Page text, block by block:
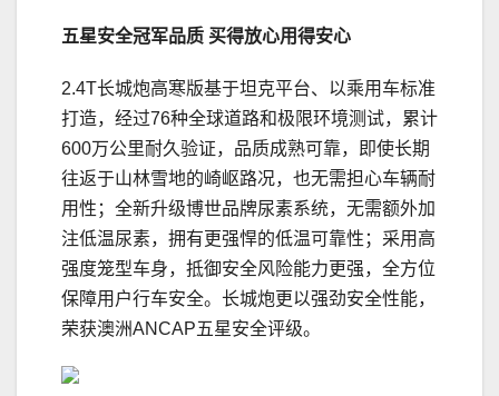
五星安全冠军品质 买得放心用得安心
2.4T长城炮高寒版基于坦克平台、以乘用车标准
打造，经过76种全球道路和极限环境测试，累计
600万公里耐久验证，品质成熟可靠，即使长期
往返于山林雪地的崎岖路况，也无需担心车辆耐
用性；全新升级博世品牌尿素系统，无需额外加
注低温尿素，拥有更强悍的低温可靠性；采用高
强度笼型车身，抵御安全风险能力更强，全方位
保障用户行车安全。长城炮更以强劲安全性能，
荣获澳洲ANCAP五星安全评级。